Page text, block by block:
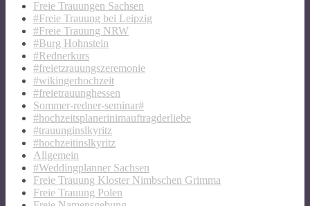
Freie Trauungen Sachsen
#Freie Trauung bei Leipzig
#Freie Trauung NRW
#Burg Hohnstein
#Rednerkurs
#freietzrauungszeremonie
#wikingerhochzeit
#freietrauunghessen
Sommer-redner-seminar#
#hochzeitsplanerinimauftragderliebe
#trauunginslkyritz
#hochzeitinslkyritz
Allgemein
#Weddingplanner Sachsen
Freie Trauung Kloster Nimbschen Grimma
Freie Trauung Polen